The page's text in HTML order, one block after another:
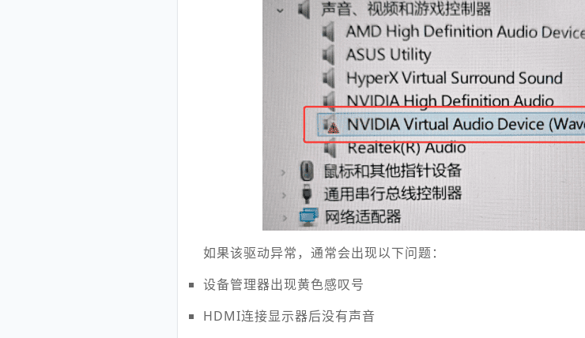
如果该驱动异常，通常会出现以下问题：
设备管理器出现黄色感叹号
HDMI连接显示器后没有声音